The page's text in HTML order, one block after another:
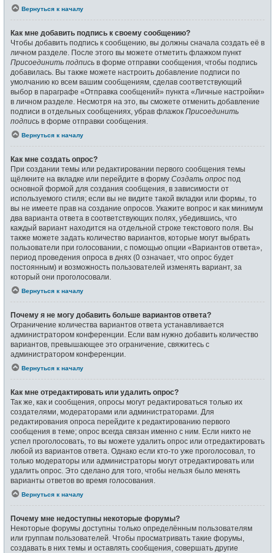
Вернуться к началу
Как мне добавить подпись к своему сообщению?
Чтобы добавить подпись к сообщению, вы должны сначала создать её в
личном разделе. После этого вы можете отметить флажком пункт
Присоединить подпись в форме отправки сообщения, чтобы подпись
добавилась. Вы также можете настроить добавление подписи по
умолчанию ко всем вашим сообщениям, сделав соответствующий
выбор в параграфе «Отправка сообщений» пункта «Личные настройки»
в личном разделе. Несмотря на это, вы сможете отменить добавление
подписи в отдельных сообщениях, убрав флажок Присоединить
подпись в форме отправки сообщения.
Вернуться к началу
Как мне создать опрос?
При создании темы или редактировании первого сообщения темы
щёлкните на вкладке или перейдите в форму Создать опрос под
основной формой для создания сообщения, в зависимости от
используемого стиля; если вы не видите такой вкладки или формы, то
вы не имеете прав на создание опросов. Укажите вопрос и как минимум
два варианта ответа в соответствующих полях, убедившись, что
каждый вариант находится на отдельной строке текстового поля. Вы
также можете задать количество вариантов, которые могут выбрать
пользователи при голосовании, с помощью опции «Вариантов ответа»,
период проведения опроса в днях (0 означает, что опрос будет
постоянным) и возможность пользователей изменять вариант, за
который они проголосовали.
Вернуться к началу
Почему я не могу добавить больше вариантов ответа?
Ограничение количества вариантов ответа устанавливается
администратором конференции. Если вам нужно добавить количество
вариантов, превышающее это ограничение, свяжитесь с
администратором конференции.
Вернуться к началу
Как мне отредактировать или удалить опрос?
Так же, как и сообщения, опросы могут редактироваться только их
создателями, модераторами или администраторами. Для
редактирования опроса перейдите к редактированию первого
сообщения в теме; опрос всегда связан именно с ним. Если никто не
успел проголосовать, то вы можете удалить опрос или отредактировать
любой из вариантов ответа. Однако если кто-то уже проголосовал, то
только модераторы или администраторы могут отредактировать или
удалить опрос. Это сделано для того, чтобы нельзя было менять
варианты ответов во время голосования.
Вернуться к началу
Почему мне недоступны некоторые форумы?
Некоторые форумы доступны только определённым пользователям
или группам пользователей. Чтобы просматривать такие форумы,
создавать в них темы и оставлять сообщения, совершать другие